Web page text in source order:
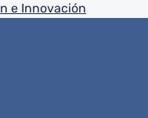
e Innovación